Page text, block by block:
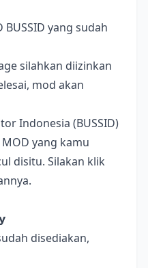
yang sudah
silahkan diizinkan
mod akan
Indonesia (BUSSID)
yang kamu
disitu. Silakan klik
disediakan,